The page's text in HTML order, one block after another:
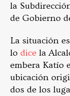
la
de Gobierno
La situación
lo dice la
embera Katío
ubicación
dos de los